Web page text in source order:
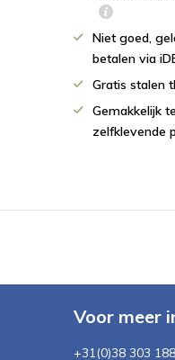
Niet goed,
betalen via
Gratis stalen
Gemakkelijk
zelfklevende
Voor meer
+31(0)38 303